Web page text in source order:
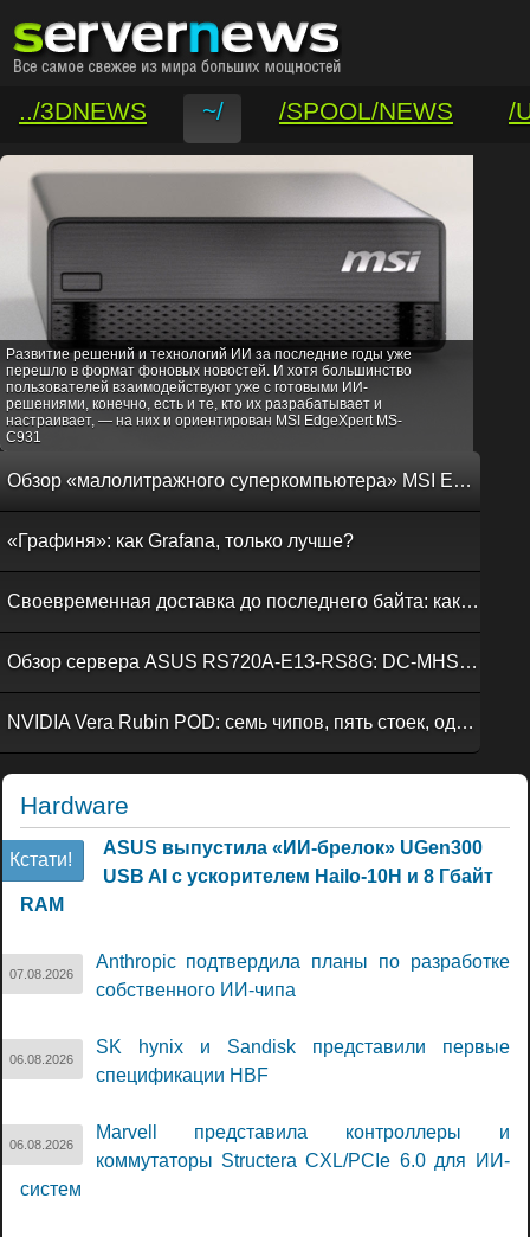
../3DNEWS ~/ /SPOOL/NEWS
/
/VAR/CONTACT
Развитие решений и технологий ИИ за последние годы уже
перешло в формат фоновых новостей. И хотя большинство
пользователей взаимодействуют уже с готовыми ИИ-
решениями, конечно, есть и те, кто их разрабатывает и
настраивает, — на них и ориентирован MSI EdgeXpert MS-
C931
Обзор «малолитражного суперкомпьютера» MSI EdgeXpert MS-C931
«Графиня»: как Grafana, только лучше?
Своевременная доставка до последнего байта: как российская сеть Curator CDN совмещает скорость, безопасность и гибкость управления
Обзор сервера ASUS RS720A-E13-RS8G: DC-MHS во всей красе
NVIDIA Vera Rubin POD: семь чипов, пять стоек, один ИИ-суперкомпьютер
Hardware
Кстати!
ASUS выпустила «ИИ-брелок» UGen300
USB AI с ускорителем Hailo-10H и 8 Гбайт
RAM
07.08.2026
Anthropic подтвердила планы по разработке
собственного ИИ-чипа
06.08.2026
SK hynix и Sandisk представили первые
спецификации HBF
06.08.2026
Marvell представила контроллеры и
коммутаторы Structera CXL/PCIe 6.0 для ИИ-
систем